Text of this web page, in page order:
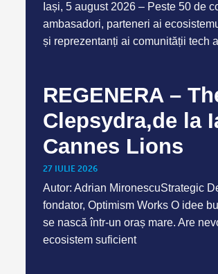
Iași, 5 august 2026 – Peste 50 de
ambasadori, parteneri ai
și reprezentanți ai comunității tech
REGENERA –
Clepsydra,de la
Cannes Lions
27 IULIE 2026
Autor: Adrian MironescuStrategic
fondator, Optimism Works O idee
se nască într-un oraș mare. Are
ecosistem suficient